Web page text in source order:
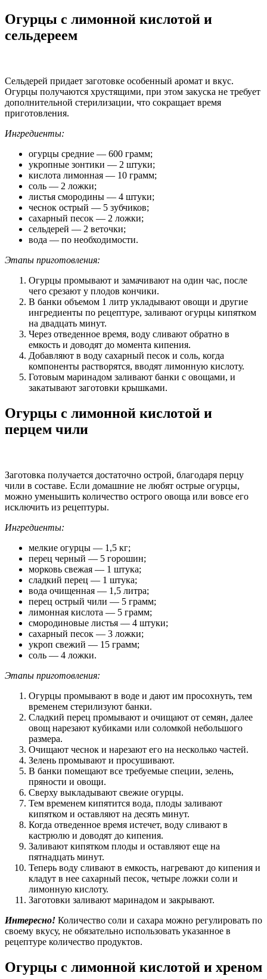
Огурцы с лимонной кислотой и
сельдереем
Сельдерей придает заготовке особенный аромат и вкус.
Огурцы получаются хрустящими, при этом закуска не требует
дополнительной стерилизации, что сокращает время
приготовления.
Ингредиенты:
огурцы средние — 600 грамм;
укропные зонтики — 2 штуки;
кислота лимонная — 10 грамм;
соль — 2 ложки;
листья смородины — 4 штуки;
чеснок острый — 5 зубчиков;
сахарный песок — 2 ложки;
сельдерей — 2 веточки;
вода — по необходимости.
Этапы приготовления:
Огурцы промывают и замачивают на один час, после
чего срезают у плодов кончики.
В банки объемом 1 литр укладывают овощи и другие
ингредиенты по рецептуре, заливают огурцы кипятком
на двадцать минут.
Через отведенное время, воду сливают обратно в
емкость и доводят до момента кипения.
Добавляют в воду сахарный песок и соль, когда
компоненты растворятся, вводят лимонную кислоту.
Готовым маринадом заливают банки с овощами, и
закатывают заготовки крышками.
Огурцы с лимонной кислотой и
перцем чили
Заготовка получается достаточно острой, благодаря перцу
чили в составе. Если домашние не любят острые огурцы,
можно уменьшить количество острого овоща или вовсе его
исключить из рецептуры.
Ингредиенты:
мелкие огурцы — 1,5 кг;
перец черный — 5 горошин;
морковь свежая — 1 штука;
сладкий перец — 1 штука;
вода очищенная — 1,5 литра;
перец острый чили — 5 грамм;
лимонная кислота — 5 грамм;
смородиновые листья — 4 штуки;
сахарный песок — 3 ложки;
укроп свежий — 15 грамм;
соль — 4 ложки.
Этапы приготовления:
Огурцы промывают в воде и дают им просохнуть, тем
временем стерилизуют банки.
Сладкий перец промывают и очищают от семян, далее
овощ нарезают кубиками или соломкой небольшого
размера.
Очищают чеснок и нарезают его на несколько частей.
Зелень промывают и просушивают.
В банки помещают все требуемые специи, зелень,
пряности и овощи.
Сверху выкладывают свежие огурцы.
Тем временем кипятится вода, плоды заливают
кипятком и оставляют на десять минут.
Когда отведенное время истечет, воду сливают в
кастрюлю и доводят до кипения.
Заливают кипятком плоды и оставляют еще на
пятнадцать минут.
Теперь воду сливают в емкость, нагревают до кипения и
кладут в нее сахарный песок, четыре ложки соли и
лимонную кислоту.
Заготовки заливают маринадом и закрывают.
Интересно! Количество соли и сахара можно регулировать по
своему вкусу, не обязательно использовать указанное в
рецептуре количество продуктов.
Огурцы с лимонной кислотой и хреном